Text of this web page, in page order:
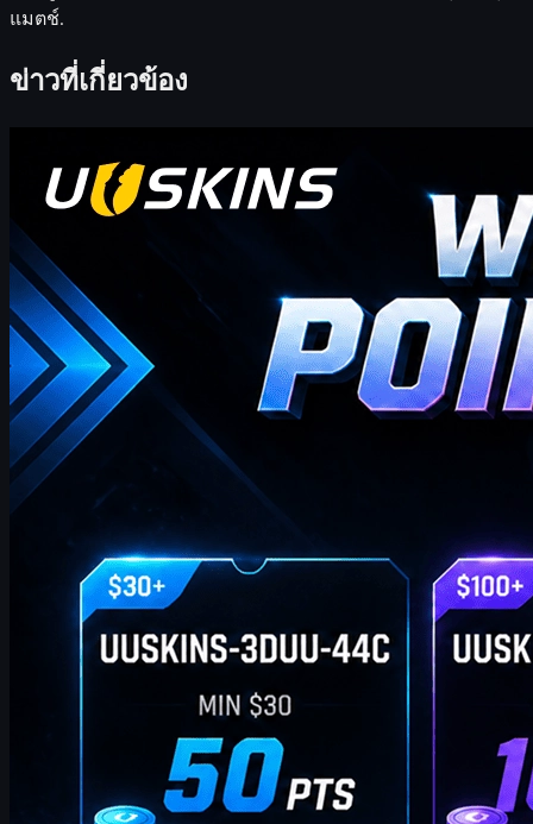
แมตช์.
ข่าวที่เกี่ยวข้อง
Üdvözöljük, CS2-kereskedők! Iratkozz fel heti
bónuszblogunkra!
ahol megtalálod a hét legfrissebb és legátfogóbb UUSKINS
Ajándékpont kódjait. Hetente frissítjük ezt az oldalt, hogy extra
Ajándékpontokat kínáljunk. Amíg a rendelésed eléri a megfelelő
összeget, az alábbi kódokkal beválthatod a pontokat, és
kicserélheted őket kedvenc CS2 skinjeidre a boltban!
เมษายน 20, 2569